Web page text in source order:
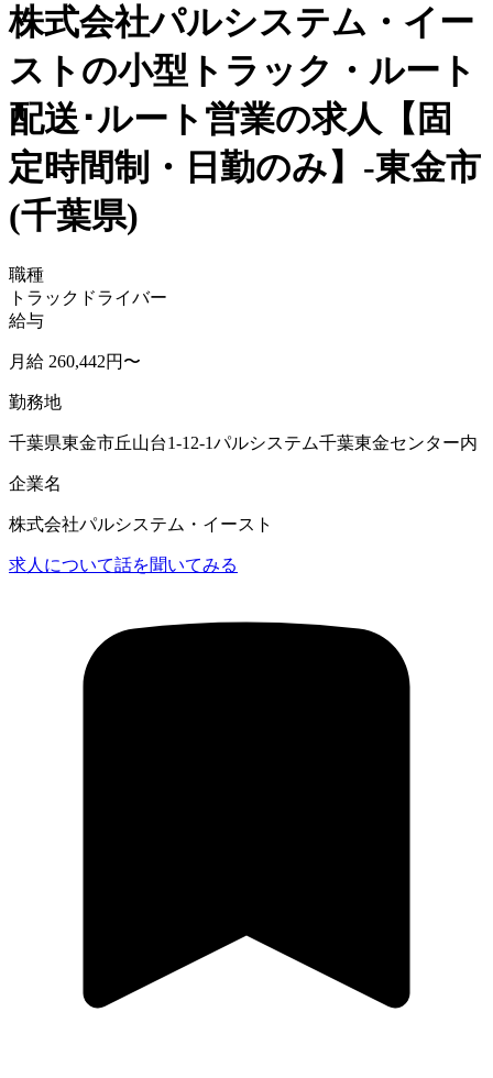
株式会社パルシステム・イー
ストの小型トラック・ルート
配送･ルート営業の求人【固
定時間制・日勤のみ】-東金市
(千葉県)
職種
トラックドライバー
給与
月給 260,442円〜
勤務地
千葉県東金市丘山台1-12-1パルシステム千葉東金センター内
企業名
株式会社パルシステム・イースト
求人について話を聞いてみる